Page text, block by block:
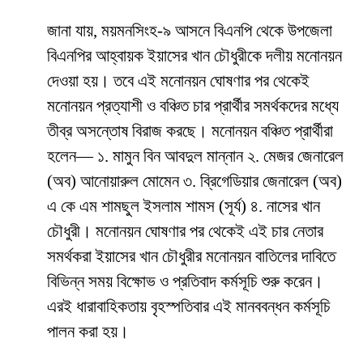
জানা যায়, ময়মনসিংহ-৯ আসনে বিএনপি থেকে উপজেলা
বিএনপির আহ্বায়ক ইয়াসের খান চৌধুরীকে দলীয় মনোনয়ন
দেওয়া হয়। তবে এই মনোনয়ন ঘোষণার পর থেকেই
মনোনয়ন প্রত্যাশী ও বঞ্চিত চার প্রার্থীর সমর্থকদের মধ্যে
তীব্র অসন্তোষ বিরাজ করছে। মনোনয়ন বঞ্চিত প্রার্থীরা
হলেন— ১. মামুন বিন আবদুল মান্নান ২. মেজর জেনারেল
(অব) আনোয়ারুল মোমেন ৩. ব্রিগেডিয়ার জেনারেল (অব)
এ কে এম শামছুল ইসলাম শামস (সূর্য) ৪. নাসের খান
চৌধুরী। মনোনয়ন ঘোষণার পর থেকেই এই চার নেতার
সমর্থকরা ইয়াসের খান চৌধুরীর মনোনয়ন বাতিলের দাবিতে
বিভিন্ন সময় বিক্ষোভ ও প্রতিবাদ কর্মসূচি শুরু করেন।
এরই ধারাবাহিকতায় বৃহস্পতিবার এই মানববন্ধন কর্মসূচি
পালন করা হয়।